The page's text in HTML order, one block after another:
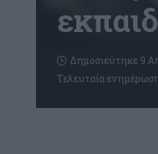
Τελευταία
Δημοσιεύτηκε 9